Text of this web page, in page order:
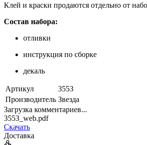
Клей и краски продаются отдельно от
Состав набора:
отливки
инструкция по сборке
декаль
Артикул
3553
Производитель Звезда
Загрузка комментариев...
3553_web.pdf
Скачать
Доставка